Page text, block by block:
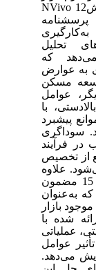
NVivo 12
تحلیل
که
به عوارض
مسکن
عوامل
با
موانع پیشبرد
فرآیند
تخصیص
علاوه
بر این، پژوهش موفق به شناسایی 15 مضمون
که به‌عنوان
بازار
شده با
عملیاتی
عوامل
می‌دهد.